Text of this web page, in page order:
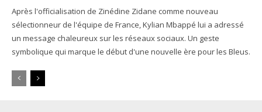
Après l'officialisation de Zinédine Zidane comme nouveau
sélectionneur de l'équipe de France, Kylian Mbappé lui a adressé
un message chaleureux sur les réseaux sociaux. Un geste
symbolique qui marque le début d'une nouvelle ère pour les Bleus.